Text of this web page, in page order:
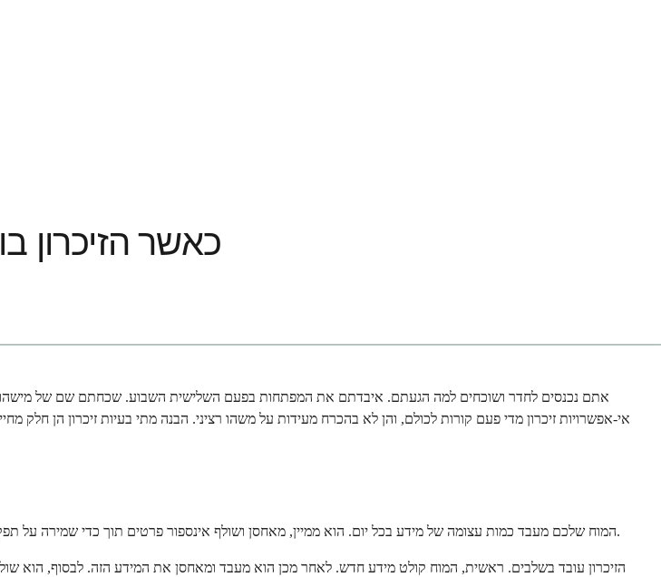
כאשר הזיכרון
אתם נכנסים לחדר ושוכחים למה הגעתם. איבדתם את המפתחות בפעם השלישית השבוע. שכחתם שם של מישהו
אי-אפשרויות זיכרון מדי פעם קורות לכולם, והן לא בהכרח מעידות על משהו רציני. הבנה מתי בעיות זיכרון הן חלק
המוח שלכם מעבד כמות עצומה של מידע בכל יום. הוא ממיין, מאחסן ושולף אינספור פרטים תוך כדי שמירה על תפקוד הגוף בצורה חלקה. לעיתים, בתוך כל העבודה הזו, כמה דברים נופלים בין הכיסאות. זה נורמלי לחלוטין.
הזיכרון עובד בשלבים. ראשית, המוח קולט מידע חדש. לאחר מכן הוא מעבד ומאחסן את המידע הזה. לבסוף, הוא